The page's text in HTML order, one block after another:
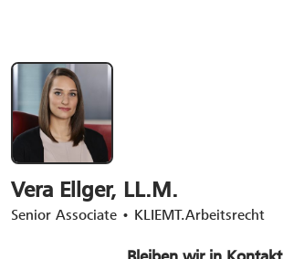
Vera Ellger, LL.M.
Senior Associate • KLIEMT.Arbeitsrecht